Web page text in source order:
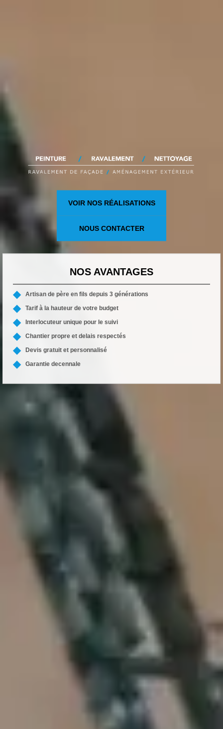
VOIR NOS RÉALISATIONS
NOUS CONTACTER
NOS AVANTAGES
Artisan de père en fils depuis 3 générations
Tarif à la hauteur de votre budget
Interlocuteur unique pour le suivi
Chantier propre et delais respectés
Devis gratuit et personnalisé
Garantie decennale